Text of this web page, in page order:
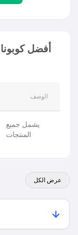
أفضل
الوصف
يشمل جميع
المنتجات
عرض الكل